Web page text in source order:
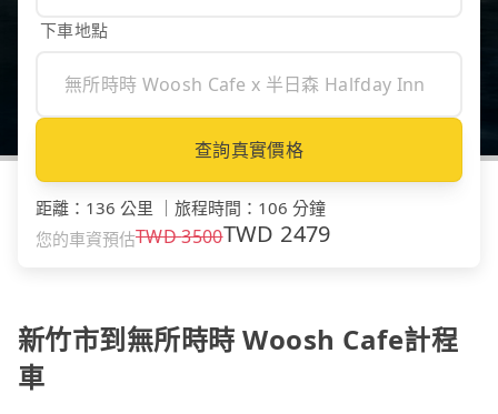
下車地點
查詢真實價格
距離 ： 136 公里 旅程時間 ： 106 分鐘
您的車資預估TWD3500TWD 2479
新竹市到無所時時 Woosh Cafe計程
車